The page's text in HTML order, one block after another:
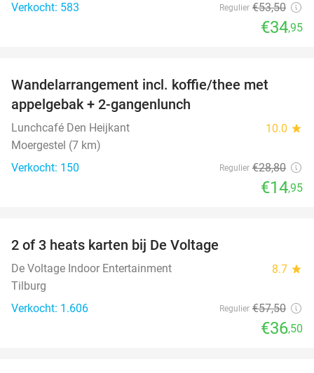
Verkocht: 583
Regulier €53,50
€34,95
Wandelarrangement incl. koffie/thee met
appelgebak + 2-gangenlunch
Lunchcafé Den Heijkant 10.0 star
Moergestel (7 km)
Verkocht: 150
Regulier €28,80
€14,95
2 of 3 heats karten bij De Voltage
De Voltage Indoor Entertainment 8.7 star
Tilburg
Verkocht: 1.606
Regulier €57,50
€36,50